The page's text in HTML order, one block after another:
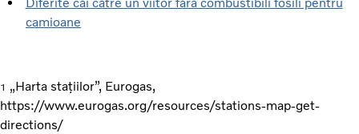
Diferite căi către un viitor fără combustibili fosili pentru
camioane
1 „Harta stațiilor”, Eurogas,
https://www.eurogas.org/resources/stations-map-get-
directions/